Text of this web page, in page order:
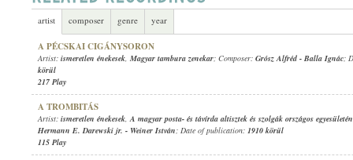
artist composer genre year
A PÉCSKAI CIGÁNYSORON
Artist: ismeretlen énekesek, Magyar tambura zenekar; Composer: Grósz Alfréd - Balla Ignác;
körül
217 Play
A TROMBITÁS
Artist: ismeretlen énekesek,A magyar posta- és távírda altisztek és szolgák országos
Hermann E. Darewski jr. - Weiner István; Date of publication: 1910 körül
115 Play